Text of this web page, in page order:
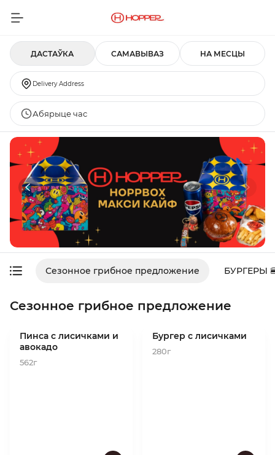
ДАСТАЎКА САМАВЫВАЗ НА МЕСЦЫ
Delivery Address
Абярыце час
Сезонное грибное предложение БУРГЕРЫ
Сезонное грибное предложение
Пинса с лисичками и
авокадо
562г
Бургер с лисичками
280г